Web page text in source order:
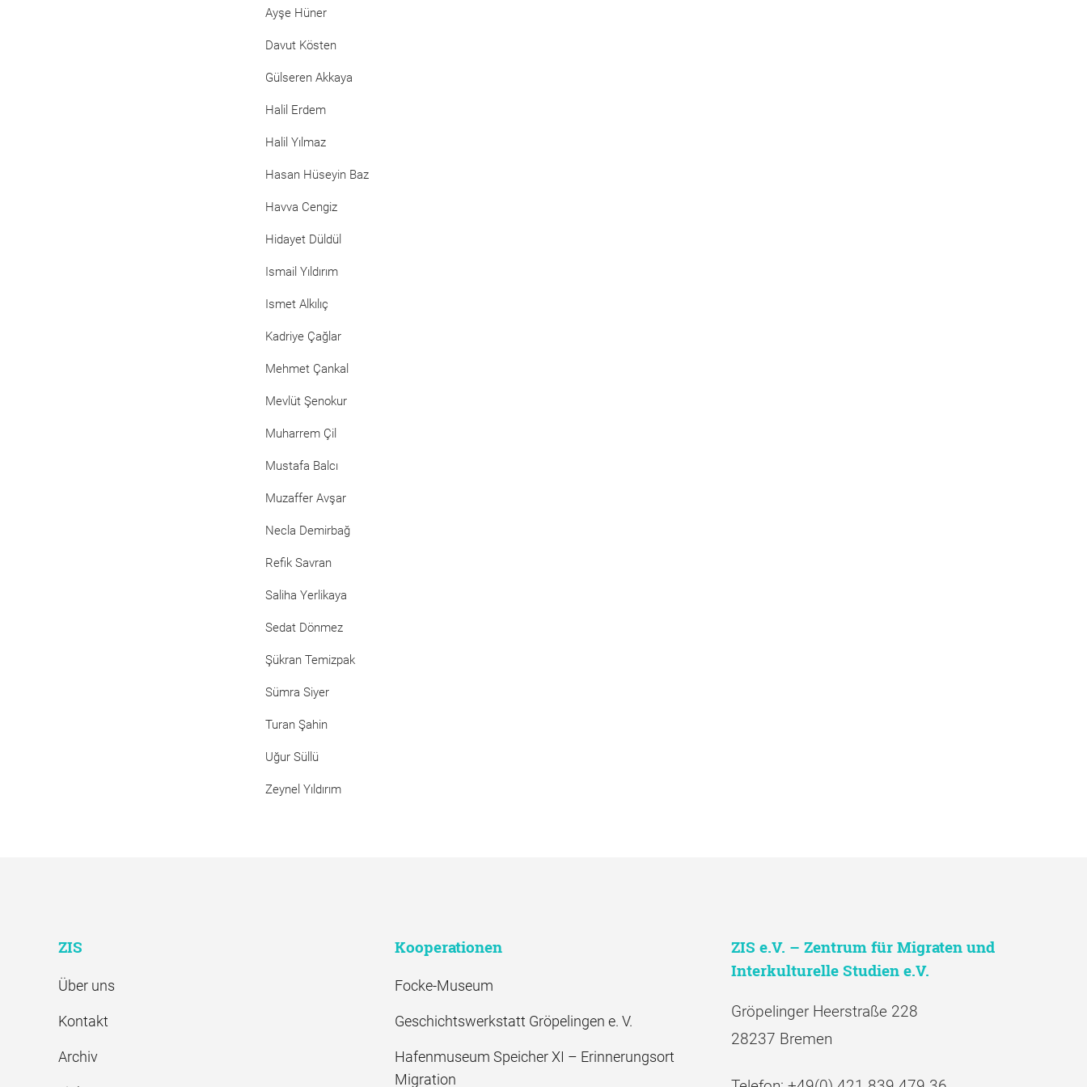
Ayşe Hüner
Davut Kösten
Gülseren Akkaya
Halil Erdem
Halil Yılmaz
Hasan Hüseyin Baz
Havva Cengiz
Hidayet Düldül
Ismail Yıldırım
Ismet Alkılıç
Kadriye Çağlar
Mehmet Çankal
Mevlüt Şenokur
Muharrem Çil
Mustafa Balcı
Muzaffer Avşar
Necla Demirbağ
Refik Savran
Saliha Yerlikaya
Sedat Dönmez
Şükran Temizpak
Sümra Siyer
Turan Şahin
Uğur Süllü
Zeynel Yıldırım
ZIS
Über uns
Kontakt
Archiv
Kooperationen
Focke-Museum
Geschichtswerkstatt Gröpelingen e. V.
Hafenmuseum Speicher XI – Erinnerungsort
Migration
ZIS e.V. – Zentrum für Migraten und
Interkulturelle Studien e.V.
Gröpelinger Heerstraße 228
28237 Bremen